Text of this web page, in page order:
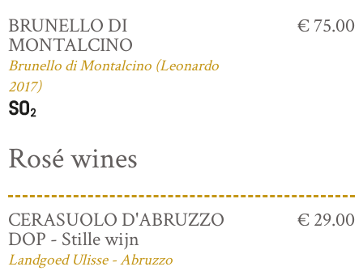
BRUNELLO DI
MONTALCINO
Brunello di Montalcino (Leonardo
2017)
€ 75.00
Rosé wines
CERASUOLO D'ABRUZZO
DOP - Stille wijn
Landgoed Ulisse - Abruzzo
€ 29.00